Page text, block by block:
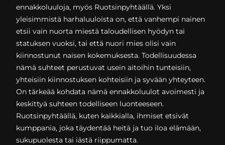
ennakkoluuloja, myös Ruotsinpyhtäällä. Yksi
yleisimmistä harhaluuloista on, että vanhempi nainen
etsii vain nuorta miestä taloudellisen hyödyn tai
statuksen vuoksi, tai että nuori mies olisi vain
kiinnostunut naisen kokemuksesta. Todellisuudessa
nämä suhteet perustuvat usein aitoihin tunteisiin,
yhteisiin kiinnostuksen kohteisiin ja syvään yhteyteen.
On tärkeää kohdata nämä ennakkoluulot avoimesti ja
keskittyä suhteen todelliseen luonteeseen.
Ruotsinpyhtäällä, kuten kaikkialla, ihmiset etsivät
kumppania, joka täydentää heitä ja tuo iloa elämään,
sukupuolesta tai iästä riippumatta.